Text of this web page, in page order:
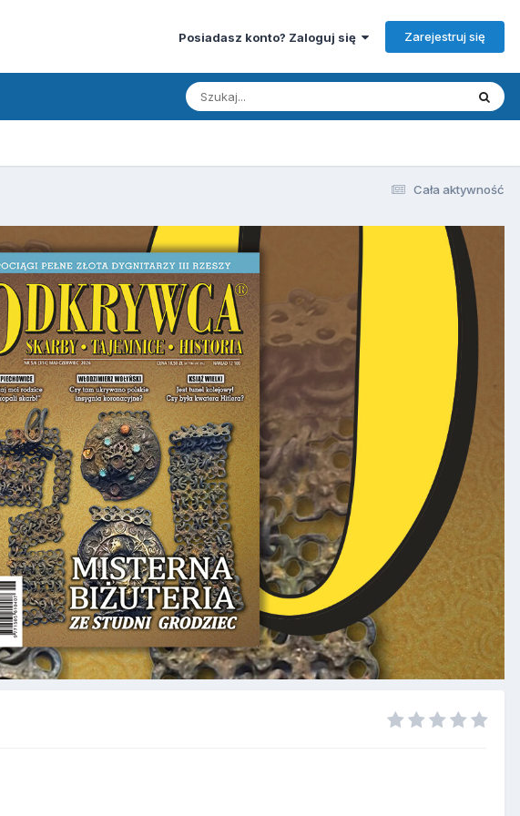
Posiadasz konto? Zaloguj się Zarejestruj się
Cała aktywność